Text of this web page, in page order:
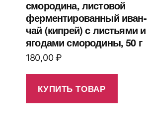
смородина, листовой
ферментированный иван-
чай (кипрей) с листьями и
ягодами смородины, 50 г
180,00₽
КУПИТЬ ТОВАР